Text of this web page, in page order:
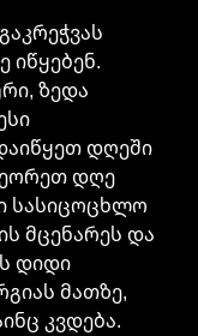
გაკრეჭვას
იწყებენ.
ზედა
დღეში
დღე
სასიცოცხლო
მცენარეს და
დიდი
მათზე,
კვდება.